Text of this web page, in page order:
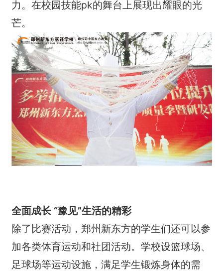
力。在校园技能pk的舞台上展现出耀眼的光
芒。
全面成长 “豫见”生活的精彩
除了比赛活动，郑州新东方的学生们还可以参
加各类体育运动和社团活动。学校设篮球场、
足球场等运动设施，满足学生锻炼身体的需